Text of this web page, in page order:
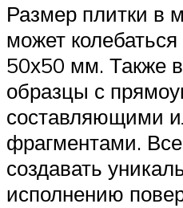
Размер плитки в
может
50х50 мм. Также
образцы с
составляющими
фрагментами. Все
создавать
исполнению